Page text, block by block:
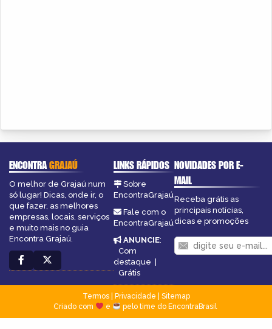
ENCONTRAGRAJAÚ
O melhor de Grajaú num
só lugar! Dicas, onde ir, o
que fazer, as melhores
empresas, locais, serviços
e muito mais no guia
Encontra Grajaú.
LINKS RÁPIDOS
Sobre
EncontraGrajaú
Fale com o
EncontraGrajaú
ANUNCIE:
Com
destaque |
Grátis
NOVIDADES POR E-
MAIL
Receba grátis as
principais notícias,
dicas e promoções
Termos| Privacidade
Sitemap
Criado com
e pelo time do EncontraBrasil